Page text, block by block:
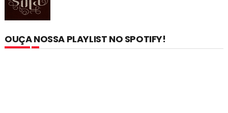
OUÇA NOSSA PLAYLIST NO SPOTIFY!